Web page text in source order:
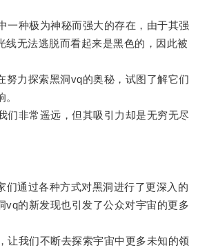
种极为神秘而强大的存在，由于其强
线无法逃脱而看起来是黑色的，因此被
力探索黑洞vq的奥秘，试图了解它们
非常遥远，但其吸引力却是无穷无尽
通过各种方式对黑洞进行了更深入的
vq的新发现也引发了公众对宇宙的更多
我们不断去探索宇宙中更多未知的领